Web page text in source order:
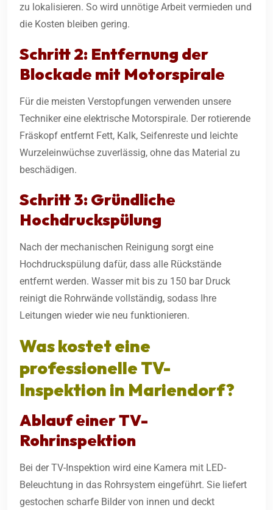
zu lokalisieren. So wird unnötige Arbeit vermieden und
die Kosten bleiben gering.
Schritt 2: Entfernung der
Blockade mit Motorspirale
Für die meisten Verstopfungen verwenden unsere
Techniker eine elektrische Motorspirale. Der rotierende
Fräskopf entfernt Fett, Kalk, Seifenreste und leichte
Wurzeleinwüchse zuverlässig, ohne das Material zu
beschädigen.
Schritt 3: Gründliche
Hochdruckspülung
Nach der mechanischen Reinigung sorgt eine
Hochdruckspülung dafür, dass alle Rückstände
entfernt werden. Wasser mit bis zu 150 bar Druck
reinigt die Rohrwände vollständig, sodass Ihre
Leitungen wieder wie neu funktionieren.
Was kostet eine
professionelle TV-
Inspektion in Mariendorf?
Ablauf einer TV-
Rohrinspektion
Bei der TV-Inspektion wird eine Kamera mit LED-
Beleuchtung in das Rohrsystem eingeführt. Sie liefert
gestochen scharfe Bilder von innen und deckt